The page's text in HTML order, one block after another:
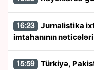
16:23
imtahanının nəticələri
15:59